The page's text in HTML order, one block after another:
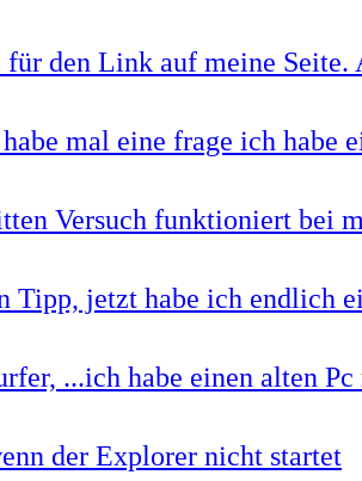
für den Link auf meine
mal eine frage ich habe
Versuch funktioniert bei
Tipp, jetzt habe ich endlich
...ich habe einen alten Pc
der Explorer nicht startet